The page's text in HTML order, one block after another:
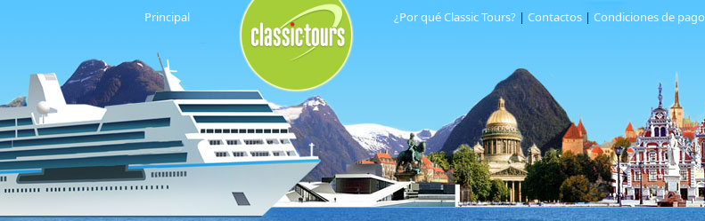
Principal ¿Por qué Classic Tours? | Contactos | Condiciones de pago